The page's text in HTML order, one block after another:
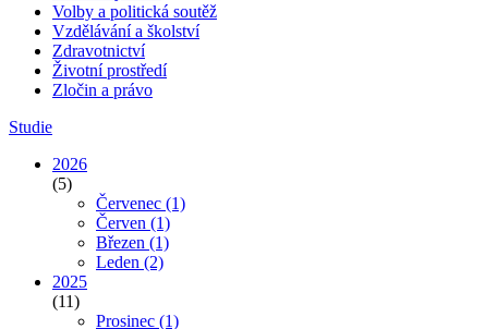
Volby a politická soutěž
Vzdělávání a školství
Zdravotnictví
Životní prostředí
Zločin a právo
Studie
2026
(5)
Červenec (1)
Červen (1)
Březen (1)
Leden (2)
2025
(11)
Prosinec (1)